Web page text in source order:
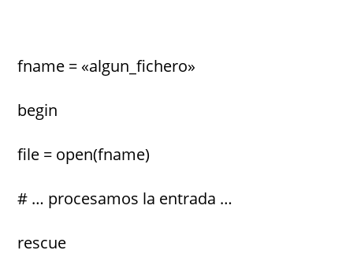
fname = «algun_fichero»
begin
file = open(fname)
# … procesamos la entrada …
rescue